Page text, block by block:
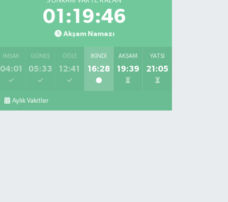
01:19:45
Akşam Namazı
İMSAK
04:01
GÜNEŞ
05:33
ÖĞLE
12:41
İKINDI
16:28
AKŞAM
19:39
YATSI
21:05
Aylık Vakitler